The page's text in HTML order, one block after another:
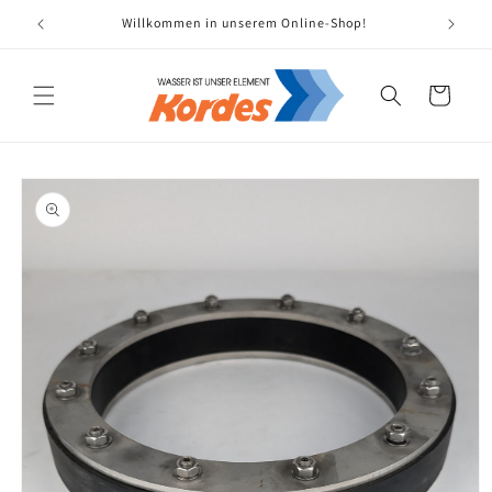
zum
Willkommen in unserem Online-Shop!
Warenkorb